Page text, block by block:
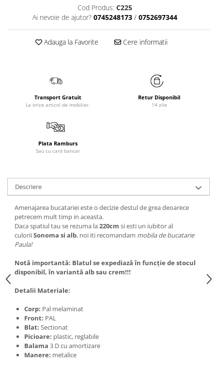
Cod Produs: C225
Ai nevoie de ajutor? 0745248173 / 0752697344
Adauga la Favorite Cere informatii
Transport Gratuit
La orice articol de mobilier.
Retur Disponibil
14 zile
Plata Ramburs
Sau cu card bancar
Descriere
Amenajarea bucatariei este o decizie destul de grea deoarece
petrecem mult timp in aceasta.
Daca spatiul tau se rezuma la220cm si esti un iubitor al
culoriiSonoma si alb, noi iti recomandam mobila de bucatarie
Paula!
Notă importantă: Blatul se expediază în funcție de stocul
disponibil, în variantă alb sau crem!!!
Detalii Materiale:
Corp: Pal melaminat
Front: PAL
Blat: Sectionat
Picioare: plastic, reglabile
Balama 3 D cu amortizare
Manere: metalice